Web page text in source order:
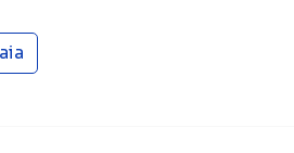
preparada para atender